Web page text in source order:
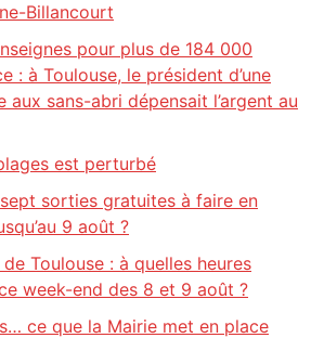
Billancourt
pour plus de 184 000
: à Toulouse, le président d’une
aux sans-abri dépensait l’argent au
est perturbé
sorties gratuites à faire en
9 août ?
Toulouse : à quelles heures
week-end des 8 et 9 août ?
ce que la Mairie met en place